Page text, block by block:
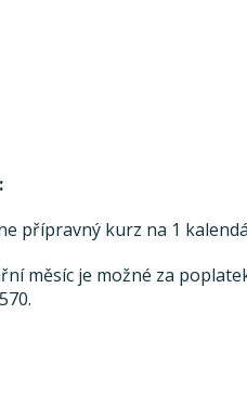
přípravný kurz na 1
měsíc je možné za